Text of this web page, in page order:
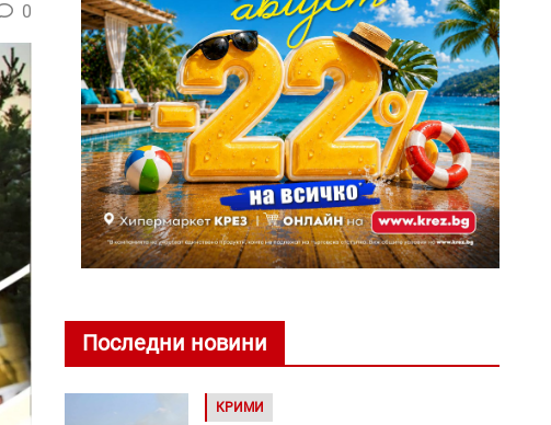
0
Последни новини
КРИМИ